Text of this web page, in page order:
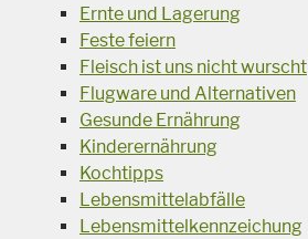
Ernte und Lagerung
Feste feiern
Fleisch ist uns nicht wurscht
Flugware und Alternativen
Gesunde Ernährung
Kinderernährung
Kochtipps
Lebensmittelabfälle
Lebensmittelkennzeichung